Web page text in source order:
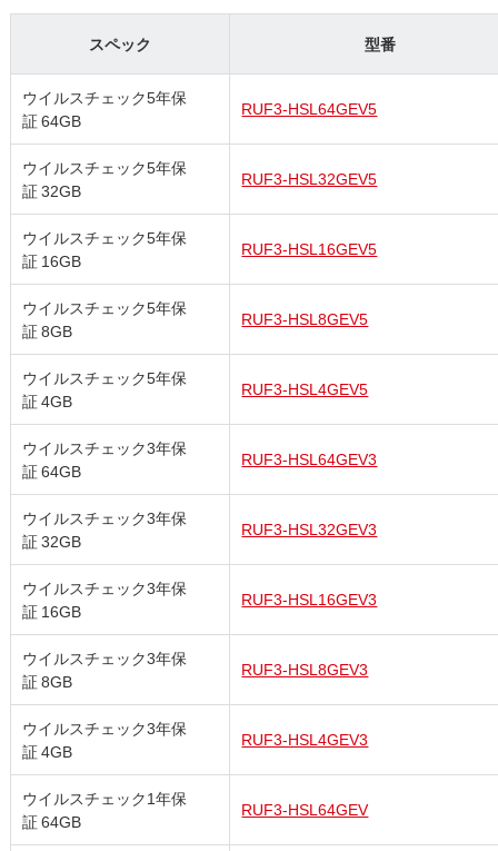
スペック 型番
ウイルスチェック5年保
証 64GB
RUF3-HSL64GEV5
ウイルスチェック5年保
証 32GB
RUF3-HSL32GEV5
ウイルスチェック5年保
証 16GB
RUF3-HSL16GEV5
ウイルスチェック5年保
証 8GB
RUF3-HSL8GEV5
ウイルスチェック5年保
証 4GB
RUF3-HSL4GEV5
ウイルスチェック3年保
証 64GB
RUF3-HSL64GEV3
ウイルスチェック3年保
証 32GB
RUF3-HSL32GEV3
ウイルスチェック3年保
証 16GB
RUF3-HSL16GEV3
ウイルスチェック3年保
証 8GB
RUF3-HSL8GEV3
ウイルスチェック3年保
証 4GB
RUF3-HSL4GEV3
ウイルスチェック1年保
証 64GB
RUF3-HSL64GEV